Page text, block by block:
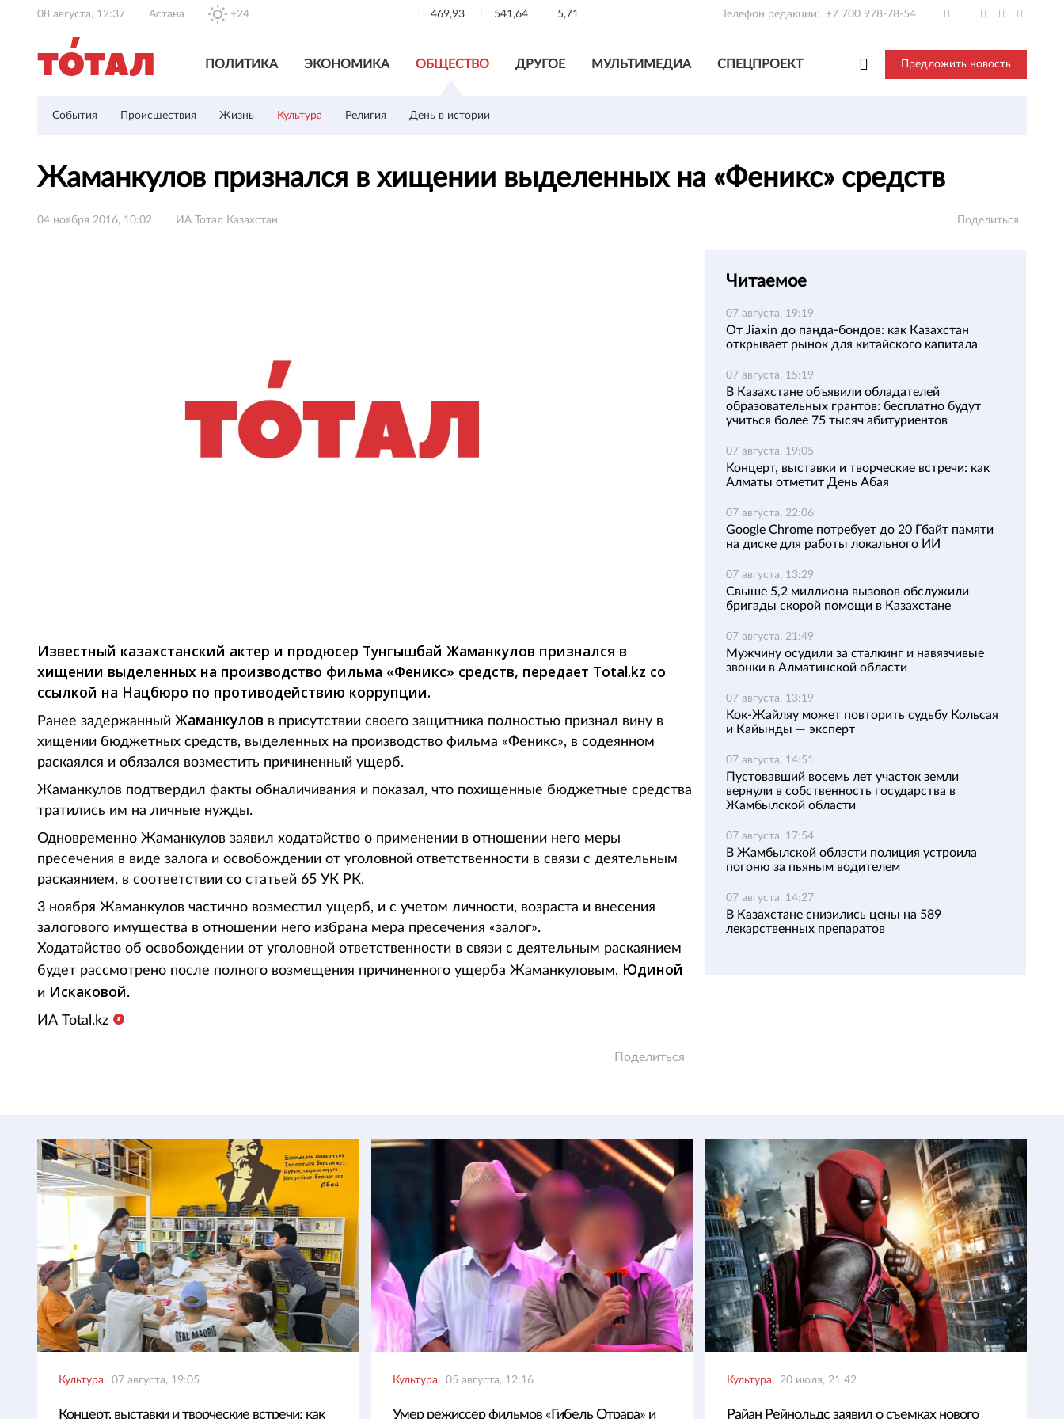
08 августа, 12:37 Астана +24 469,93 541,64 5,71 Телефон редакции: +7 700 978-78-54
ПОЛИТИКА ЭКОНОМИКА ОБЩЕСТВО ДРУГОЕ МУЛЬТИМЕДИА СПЕЦПРОЕКТ Предложить новость
События Происшествия Жизнь Культура Религия День в истории
Жаманкулов признался в хищении выделенных на «Феникс» средств
04 ноября 2016, 10:02 ИА Тотал Казахстан Поделиться
Известный казахстанский актер и продюсер Тунгышбай Жаманкулов признался в
хищении выделенных на производство фильма «Феникс» средств, передает Total.kz со
ссылкой на Нацбюро по противодействию коррупции.
Ранее задержанный Жаманкулов в присутствии своего защитника полностью признал вину в
хищении бюджетных средств, выделенных на производство фильма «Феникс», в содеянном
раскаялся и обязался возместить причиненный ущерб.
Жаманкулов подтвердил факты обналичивания и показал, что похищенные бюджетные средства
тратились им на личные нужды.
Одновременно Жаманкулов заявил ходатайство о применении в отношении него меры
пресечения в виде залога и освобождении от уголовной ответственности в связи с деятельным
раскаянием, в соответствии со статьей 65 УК РК.
3 ноября Жаманкулов частично возместил ущерб, и с учетом личности, возраста и внесения
залогового имущества в отношении него избрана мера пресечения «залог».
Ходатайство об освобождении от уголовной ответственности в связи с деятельным раскаянием
будет рассмотрено после полного возмещения причиненного ущерба Жаманкуловым, Юдиной
и Искаковой.
ИА Total.kz
Поделиться
Читаемое
07 августа, 19:19
От Jiaxin до панда-бондов: как Казахстан
открывает рынок для китайского капитала
07 августа, 15:19
В Казахстане объявили обладателей
образовательных грантов: бесплатно будут
учиться более 75 тысяч абитуриентов
07 августа, 19:05
Концерт, выставки и творческие встречи: как
Алматы отметит День Абая
07 августа, 22:06
Google Chrome потребует до 20 Гбайт памяти
на диске для работы локального ИИ
07 августа, 13:29
Свыше 5,2 миллиона вызовов обслужили
бригады скорой помощи в Казахстане
07 августа, 21:49
Мужчину осудили за сталкинг и навязчивые
звонки в Алматинской области
07 августа, 13:19
Кок-Жайляу может повторить судьбу Кольсая
и Кайынды — эксперт
07 августа, 14:51
Пустовавший восемь лет участок земли
вернули в собственность государства в
Жамбылской области
07 августа, 17:54
В Жамбылской области полиция устроила
погоню за пьяным водителем
07 августа, 14:27
В Казахстане снизились цены на 589
лекарственных препаратов
Культура 07 августа, 19:05
Концерт, выставки и творческие встречи: как
Культура 05 августа, 12:16
Умер режиссер фильмов «Гибель Отрара» и
Культура 20 июля, 21:42
Райан Рейнольдс заявил о съемках нового